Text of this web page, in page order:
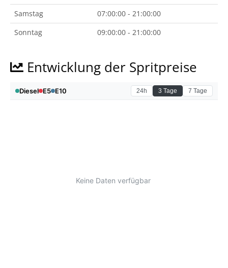
Samstag
07:00:00 - 21:00:00
Sonntag
09:00:00 - 21:00:00
Entwicklung der Spritpreise